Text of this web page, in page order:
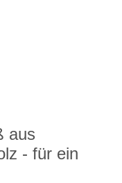
aus
- für ein